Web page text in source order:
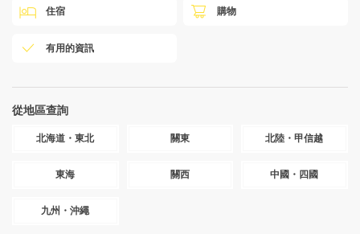
住宿 購物
有用的資訊
從地區查詢
北海道・東北 關東 北陸・甲信越
東海 關西 中國・四國
九州・沖繩